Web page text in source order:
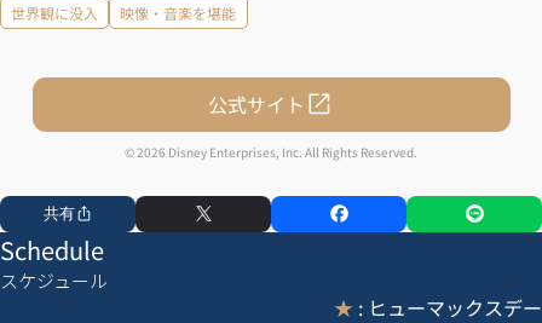
世界観に没入 映像・音楽を堪能
公式サイト
© 2026 Disney Enterprises, Inc. All Rights Reserved.
共有
Schedule
スケジュール
★ : ヒューマックスデー